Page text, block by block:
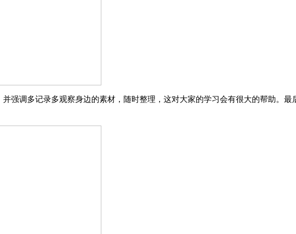
强调多记录多观察身边的素材，随时整理，这对大家的学习会有很大的帮助。